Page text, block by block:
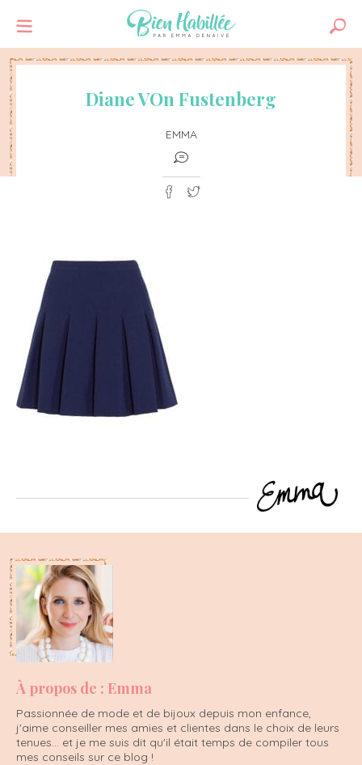
Diane VOn Fustenberg
EMMA
À propos de : Emma
Passionnée de mode et de bijoux depuis mon enfance,
j'aime conseiller mes amies et clientes dans le choix de leurs
tenues... et je me suis dit qu'il était temps de compiler tous
mes conseils sur ce blog !